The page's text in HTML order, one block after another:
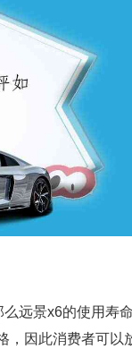
远景x6的使用寿
因此消费者可以